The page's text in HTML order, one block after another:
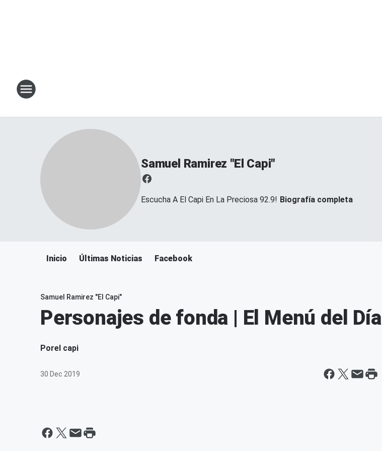
Samuel Ramirez "El Capi"
Escucha A El Capi En La Preciosa 92.9! Biografía completa
Inicio Últimas Noticias Facebook
Samuel Ramirez "El Capi"
Personajes de fonda | El Menú del Día
Porel capi
30 Dec 2019